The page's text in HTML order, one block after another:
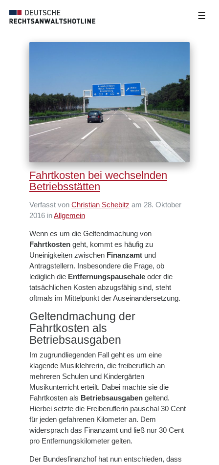
☰
Fahrtkosten bei wechselnden
Betriebsstätten
Verfasst von Christian Schebitz am 28. Oktober
2016 inAllgemein
Wenn es um die Geltendmachung von
Fahrtkosten geht, kommt es häufig zu
Uneinigkeiten zwischen Finanzamt und
Antragstellern. Insbesondere die Frage, ob
lediglich die Entfernungspauschale oder die
tatsächlichen Kosten abzugsfähig sind, steht
oftmals im Mittelpunkt der Auseinandersetzung.
Geltendmachung der
Fahrtkosten als
Betriebsausgaben
Im zugrundliegenden Fall geht es um eine
klagende Musiklehrerin, die freiberuflich an
mehreren Schulen und Kindergärten
Musikunterricht erteilt. Dabei machte sie die
Fahrtkosten als Betriebsausgaben geltend.
Hierbei setzte die Freiberuflerin pauschal 30 Cent
für jeden gefahrenen Kilometer an. Dem
widersprach das Finanzamt und ließ nur 30 Cent
pro Entfernungskilometer gelten.
Der Bundesfinanzhof hat nun entschieden, dass